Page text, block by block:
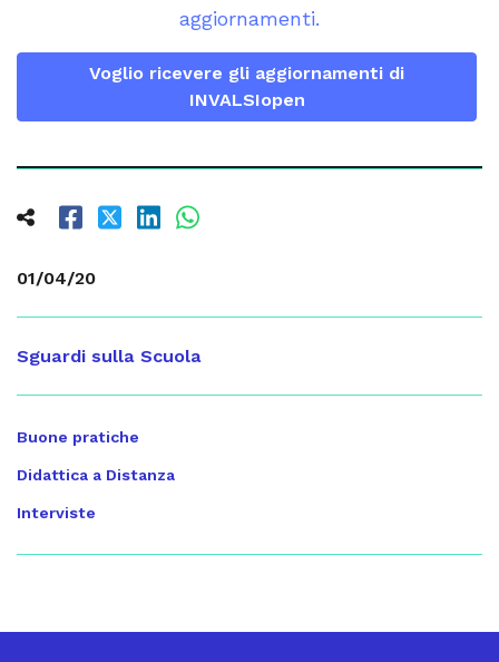
01/04/20
Sguardi sulla Scuola
Buone pratiche
Didattica a Distanza
Interviste
aggiornamenti.
Voglio ricevere gli aggiornamenti di
INVALSIopen